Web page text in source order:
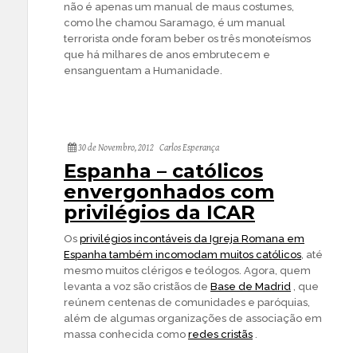
não é apenas um manual de maus costumes,
como lhe chamou Saramago, é um manual
terrorista onde foram beber os três monoteísmos
que há milhares de anos embrutecem e
ensanguentam a Humanidade.
30 de Novembro, 2012 Carlos Esperança
Espanha – católicos
envergonhados com
privilégios da ICAR
Os privilégios incontáveis da Igreja Romana em
Espanha também incomodam muitos católicos, até
mesmo muitos clérigos e teólogos. Agora, quem
levanta a voz são cristãos de Base de Madrid , que
reúnem centenas de comunidades e paróquias,
além de algumas organizações de associação em
massa conhecida como redes cristãs .